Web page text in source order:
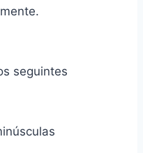
seguintes